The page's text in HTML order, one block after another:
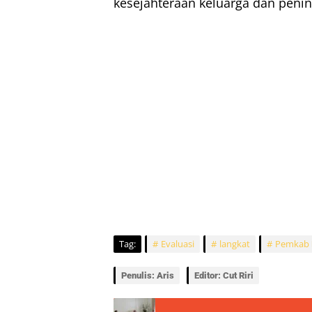
Tag: Evaluasi langkat
Penulis: Aris Editor: Cut Riri